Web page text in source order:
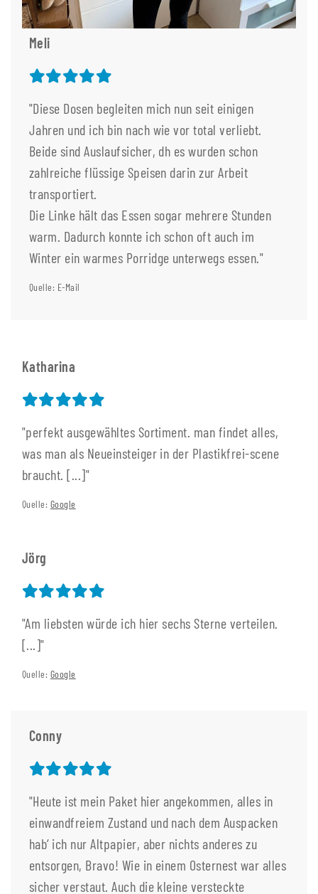
Meli
"Diese Dosen begleiten mich nun seit einigen
Jahren und ich bin nach wie vor total verliebt.
Beide sind Auslaufsicher, dh es wurden schon
zahlreiche flüssige Speisen darin zur Arbeit
transportiert.
Die Linke hält das Essen sogar mehrere Stunden
warm. Dadurch konnte ich schon oft auch im
Winter ein warmes Porridge unterwegs essen."
Quelle: E-Mail
Katharina
"perfekt ausgewähltes Sortiment. man findet alles,
was man als Neueinsteiger in der Plastikfrei-scene
braucht. [...]"
Quelle: Google
Jörg
"Am liebsten würde ich hier sechs Sterne verteilen.
[...]"
Quelle: Google
Conny
"Heute ist mein Paket hier angekommen, alles in
einwandfreiem Zustand und nach dem Auspacken
hab‘ ich nur Altpapier, aber nichts anderes zu
entsorgen, Bravo! Wie in einem Osternest war alles
sicher verstaut. Auch die kleine versteckte